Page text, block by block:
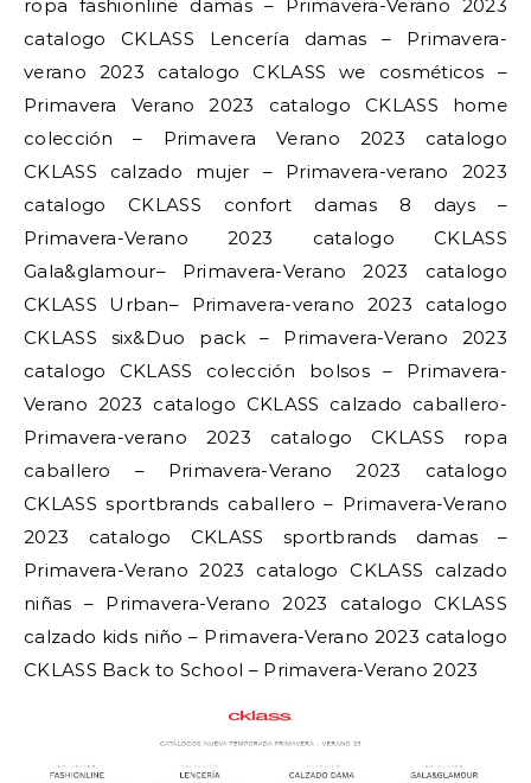
ropa fashionline damas – Primavera-Verano 2023
catalogo CKLASS Lencería damas – Primavera-
verano 2023 catalogo CKLASS we cosméticos –
Primavera Verano 2023 catalogo CKLASS home
colección – Primavera Verano 2023 catalogo
CKLASS calzado mujer – Primavera-verano 2023
catalogo CKLASS confort damas 8 days –
Primavera-Verano 2023 catalogo CKLASS
Gala&glamour– Primavera-Verano 2023 catalogo
CKLASS Urban– Primavera-verano 2023 catalogo
CKLASS six&Duo pack – Primavera-Verano 2023
catalogo CKLASS colección bolsos – Primavera-
Verano 2023 catalogo CKLASS calzado caballero-
Primavera-verano 2023 catalogo CKLASS ropa
caballero – Primavera-Verano 2023 catalogo
CKLASS sportbrands caballero – Primavera-Verano
2023 catalogo CKLASS sportbrands damas –
Primavera-Verano 2023 catalogo CKLASS calzado
niñas – Primavera-Verano 2023 catalogo CKLASS
calzado kids niño – Primavera-Verano 2023 catalogo
CKLASS Back to School – Primavera-Verano 2023